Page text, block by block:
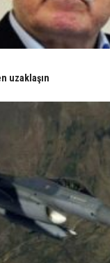
uzaklaşın